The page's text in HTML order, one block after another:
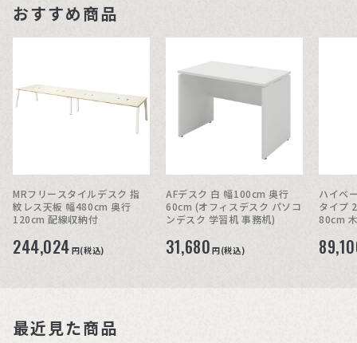
おすすめ商品
MRフリースタイルデスク 指
紋レス天板 幅480cm 奥行
120cm 配線収納付
244,024 円(税込)
AFデスク 白 幅100cm 奥行
60cm (オフィスデスク パソコ
ンデスク 学習机 事務机)
31,680 円(税込)
ハイベ
タイプ
80cm
最近見た商品